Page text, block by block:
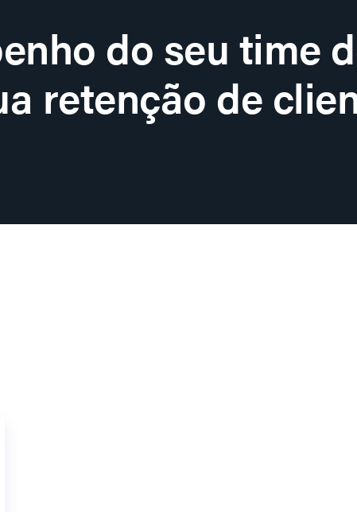
do seu time
retenção de